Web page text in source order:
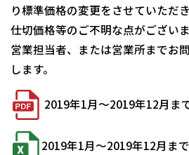
り標準価格の変更をさせていただき
仕切価格等のご不明な点がござい
営業担当者、または営業所までお
します。
2019年1月～2019年12月ま
2019年1月～2019年12月ま